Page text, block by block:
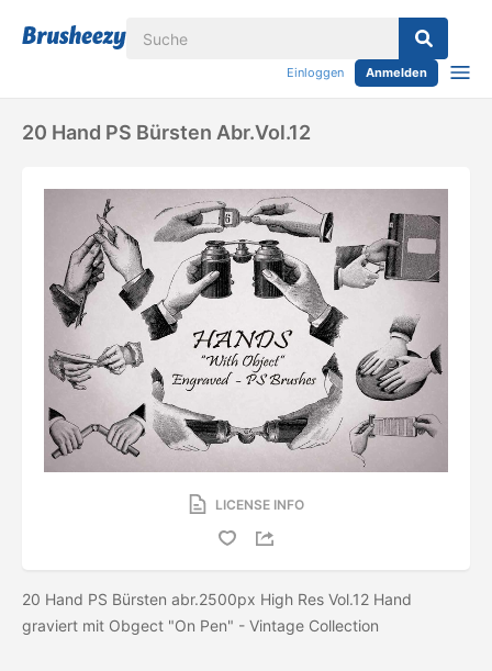
Einloggen Anmelden
20 Hand PS Bürsten Abr.Vol.12
LICENSE INFO
20 Hand PS Bürsten abr.2500px High Res Vol.12 Hand
graviert mit Obgect "On Pen" - Vintage Collection